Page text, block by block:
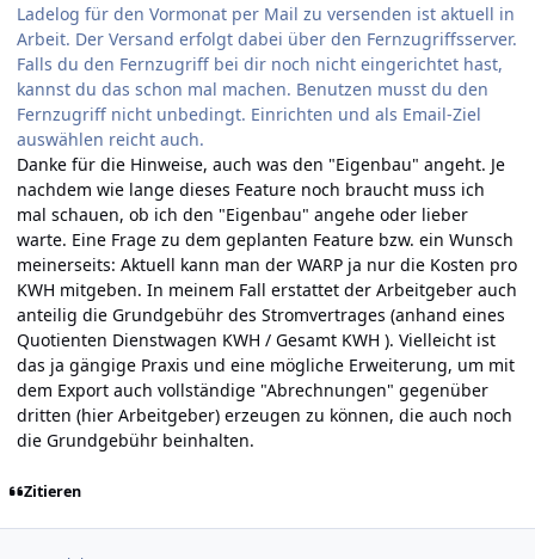
Ladelog für den Vormonat per Mail zu versenden ist aktuell in
Arbeit. Der Versand erfolgt dabei über den Fernzugriffsserver.
Falls du den Fernzugriff bei dir noch nicht eingerichtet hast,
kannst du das schon mal machen. Benutzen musst du den
Fernzugriff nicht unbedingt. Einrichten und als Email-Ziel
auswählen reicht auch.
Danke für die Hinweise, auch was den "Eigenbau" angeht. Je
nachdem wie lange dieses Feature noch braucht muss ich
mal schauen, ob ich den "Eigenbau" angehe oder lieber
warte. Eine Frage zu dem geplanten Feature bzw. ein Wunsch
meinerseits: Aktuell kann man der WARP ja nur die Kosten pro
KWH mitgeben. In meinem Fall erstattet der Arbeitgeber auch
anteilig die Grundgebühr des Stromvertrages (anhand eines
Quotienten Dienstwagen KWH / Gesamt KWH ). Vielleicht ist
das ja gängige Praxis und eine mögliche Erweiterung, um mit
dem Export auch vollständige "Abrechnungen" gegenüber
dritten (hier Arbeitgeber) erzeugen zu können, die auch noch
die Grundgebühr beinhalten.
Zitieren